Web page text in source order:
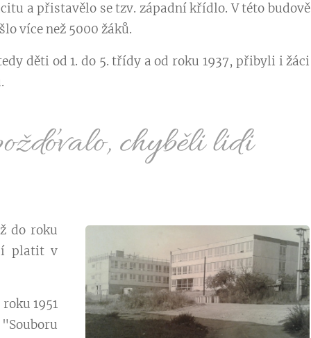
a přistavělo se tzv. západní křídlo. V této budově
více než 5000 žáků.
děti od 1. do 5. třídy a od roku 1937, přibyli i žáci
chyběli lidi
do roku
platit v
1951